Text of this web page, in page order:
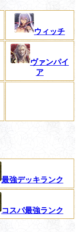
ウィッチ
ヴァンパイ
ア
最強デッキランク
コスパ最強ランク